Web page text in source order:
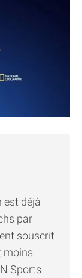
est déjà
par
souscrit
moins
Sports